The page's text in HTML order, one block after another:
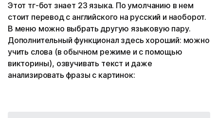
Этот тг-бот знает 23 языка. По умолчанию в нем
стоит перевод с английского на русский и наоборот.
В меню можно выбрать другую языковую пару.
Дополнительный функционал здесь хороший: можно
учить слова (в обычном режиме и с помощью
викторины), озвучивать текст и даже
анализировать фразы с картинок: